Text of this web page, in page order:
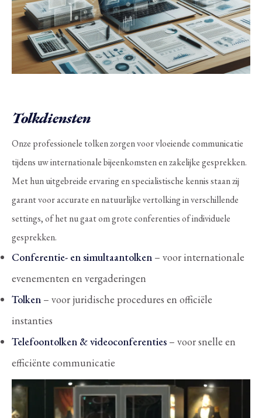
Tolkdiensten
Onze professionele tolken zorgen voor vloeiende communicatie
tijdens uw internationale bijeenkomsten en zakelijke gesprekken.
Met hun uitgebreide ervaring en specialistische kennis staan zij
garant voor accurate en natuurlijke vertolking in verschillende
settings, of het nu gaat om grote conferenties of individuele
gesprekken.
Conferentie- en simultaantolken – voor internationale
evenementen en vergaderingen
Tolken – voor juridische procedures en officiële
instanties
Telefoontolken & videoconferenties – voor snelle en
efficiënte communicatie